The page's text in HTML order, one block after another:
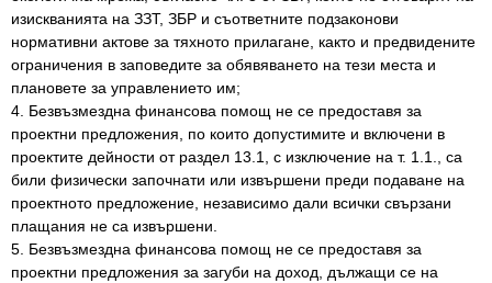
изискванията на ЗЗТ, ЗБР и съответните подзаконови
нормативни актове за тяхното прилагане, както и предвидените
ограничения в заповедите за обявяването на тези места и
плановете за управлението им;
4. Безвъзмездна финансова помощ не се предоставя за
проектни предложения, по които допустимите и включени в
проектите дейности от раздел 13.1, с изключение на т. 1.1., са
били физически започнати или извършени преди подаване на
проектното предложение, независимо дали всички свързани
плащания не са извършени.
5. Безвъзмездна финансова помощ не се предоставя за
проектни предложения за загуби на доход, дължащи се на